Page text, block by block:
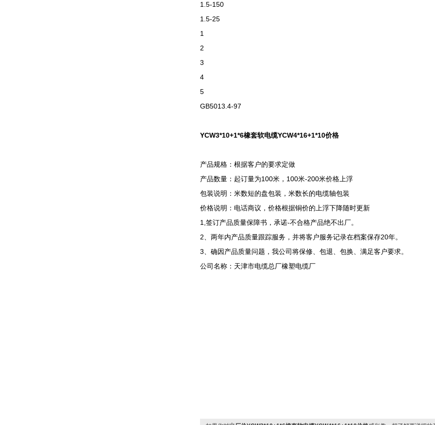
1.5-150
1.5-25
1
2
3
4
5
GB5013.4-97
YCW3*10+1*6橡套软电缆YCW4*16+1*10价格
产品规格：根据客户的要求定做
产品数量：起订量为100米，100米-200米价格上浮
包装说明：米数短的盘包装，米数长的电缆轴包装
价格说明：电话商议，价格根据铜价的上浮下降随时更新
1,签订产品质量保障书，承诺-不合格产品绝不出厂。
2、两年内产品质量跟踪服务，并将客户服务记录在档案保存20年。
3、确因产品质量问题，我公司将保修、包退、包换、满足客户要求。
公司名称：天津市电缆总厂橡塑电缆厂